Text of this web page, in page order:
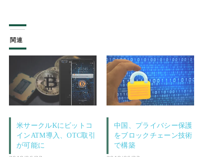
関連
米サークルKにビットコ
インATM導入、OTC取引
が可能に
中国、プライバシー保護
をブロックチェーン技術
で構築